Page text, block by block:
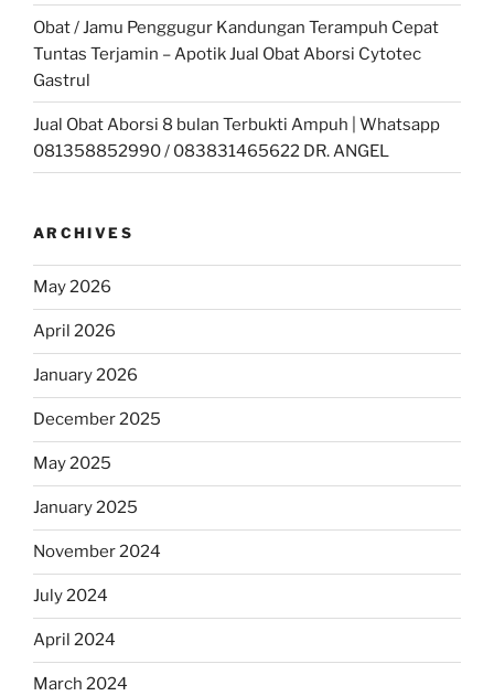
Obat / Jamu Penggugur Kandungan Terampuh Cepat
Tuntas Terjamin – Apotik Jual Obat Aborsi Cytotec
Gastrul
Jual Obat Aborsi 8 bulan Terbukti Ampuh | Whatsapp
081358852990 / 083831465622 DR. ANGEL
ARCHIVES
May 2026
April 2026
January 2026
December 2025
May 2025
January 2025
November 2024
July 2024
April 2024
March 2024